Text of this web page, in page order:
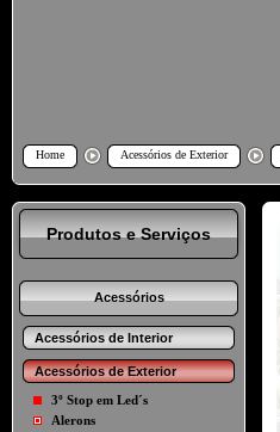
Home Acessórios de Exterior
Produtos e Serviços
Acessórios
Acessórios de Interior
Acessórios de Exterior
3º Stop em Led´s
Alerons